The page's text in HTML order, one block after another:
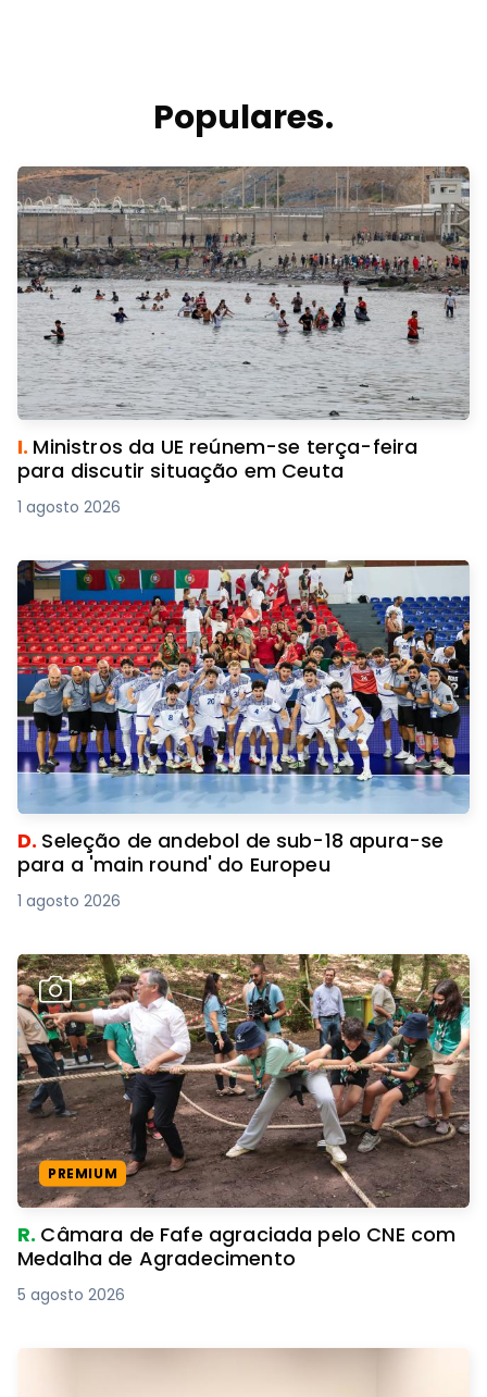
Populares.
I. Ministros da UE reúnem-se terça-feira
para discutir situação em Ceuta
1 agosto 2026
D. Seleção de andebol de sub-18 apura-se
para a 'main round' do Europeu
1 agosto 2026
PREMIUM
R. Câmara de Fafe agraciada pelo CNE com
Medalha de Agradecimento
5 agosto 2026